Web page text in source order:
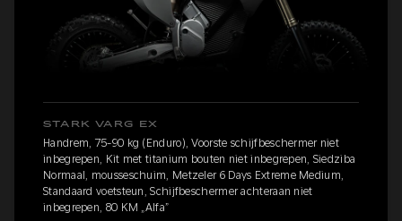
STARK VARG EX
Handrem, 75-90 kg (Enduro), Voorste schijfbeschermer niet
inbegrepen, Kit met titanium bouten niet inbegrepen, Siedziba
Normaal, mousseschuim, Metzeler 6 Days Extreme Medium,
Standaard voetsteun, Schijfbeschermer achteraan niet
inbegrepen, 80 KM „Alfa”